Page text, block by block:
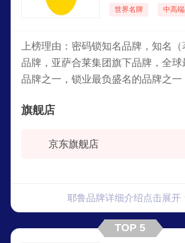
世界名牌 中高
上榜理由：密码锁知名品牌，知名（
品牌，亚萨合莱集团旗下品牌，全
品牌之一，锁业最负盛名的品牌之一
旗舰店
京东旗舰店
耶鲁品牌详细介绍点击展开
TOP 5